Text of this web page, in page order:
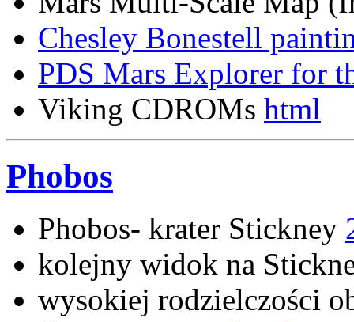
Chesley Bonestell
PDS Mars Explorer for
Viking CDROMs html
Phobos
Phobos- krater Stickney
kolejny widok na
wysokiej rodzielczości